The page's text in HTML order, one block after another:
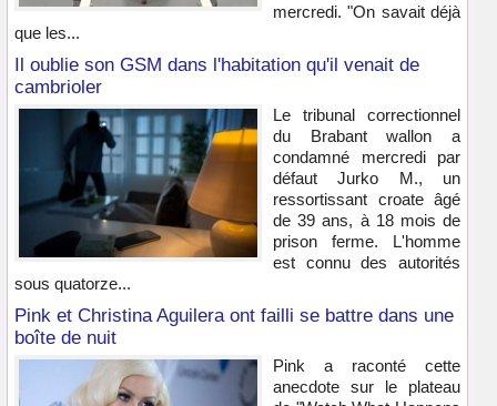
mercredi. "On savait déjà
que les...
Il oublie son GSM dans l'habitation qu'il venait de
cambrioler
Le tribunal correctionnel
du Brabant wallon a
condamné mercredi par
défaut Jurko M., un
ressortissant croate âgé
de 39 ans, à 18 mois de
prison ferme. L'homme
est connu des autorités
sous quatorze...
Pink et Christina Aguilera ont failli se battre dans une
boîte de nuit
Pink a raconté cette
anecdote sur le plateau